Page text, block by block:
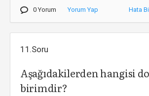
0 Yorum Yorum Yap Hata
11.Soru
Aşağıdakilerden hangisi
birimdir?